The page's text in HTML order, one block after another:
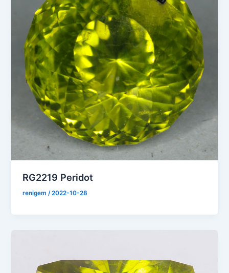
RG2219 Peridot
renigem /2022-10-28